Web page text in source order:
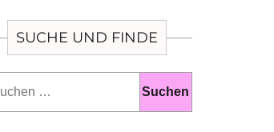
SUCHE UND FINDE
nach: